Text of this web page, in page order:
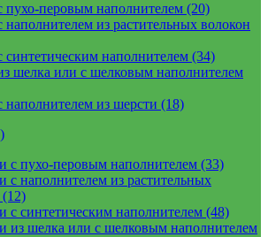
пухо-перовым наполнителем (20)
наполнителем из растительных волокон
синтетическим наполнителем (34)
шелка или с шелковым наполнителем
наполнителем из шерсти (18)
с пухо-перовым наполнителем (33)
с наполнителем из растительных
(12)
с синтетическим наполнителем (48)
из шелка или с шелковым наполнителем